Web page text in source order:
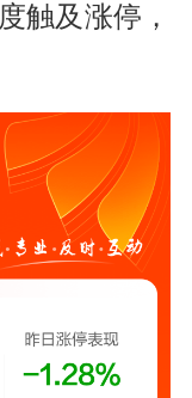
触及涨停，